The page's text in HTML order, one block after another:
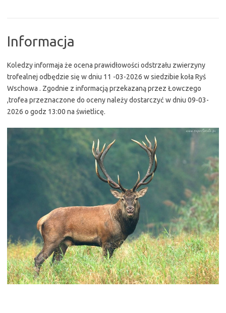
Informacja
Koledzy informaja że ocena prawidłowości odstrzału zwierzyny
trofealnej odbędzie się w dniu 11 -03-2026 w siedzibie koła Ryś
Wschowa . Zgodnie z informacją przekazaną przez Łowczego
,trofea przeznaczone do oceny należy dostarczyć w dniu 09-03-
2026 o godz 13:00 na świetlicę.